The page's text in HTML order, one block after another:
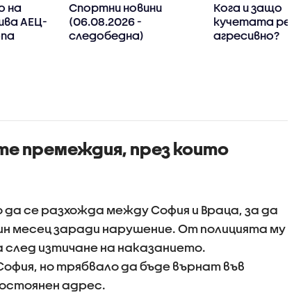
на
АЕЦ-
Спортни новини
(06.08.2026 -
следобедна)
Кога и защо
кучетата
агресивно?
премеждия, през които
се разхожда между София и Враца, за да
месец заради нарушение. От полицията му
след изтичане на наказанието.
но трябвало да бъде върнат във
адрес.